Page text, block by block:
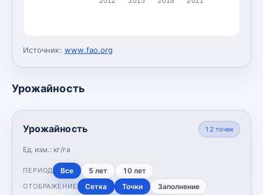
Источник: www.fao.org
Урожайность
Урожайность
Ед. изм.: кг/га
12 точек
ПЕРИОД Все 5 лет 10 лет
ОТОБРАЖЕНИЕ Сетка Точки Заполнение